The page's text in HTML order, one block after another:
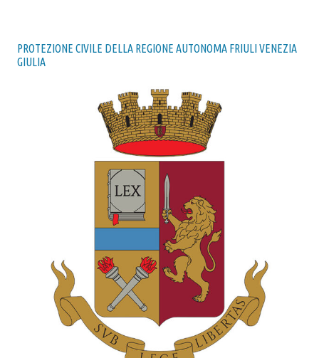
PROTEZIONE CIVILE DELLA REGIONE AUTONOMA FRIULI VENEZIA
GIULIA